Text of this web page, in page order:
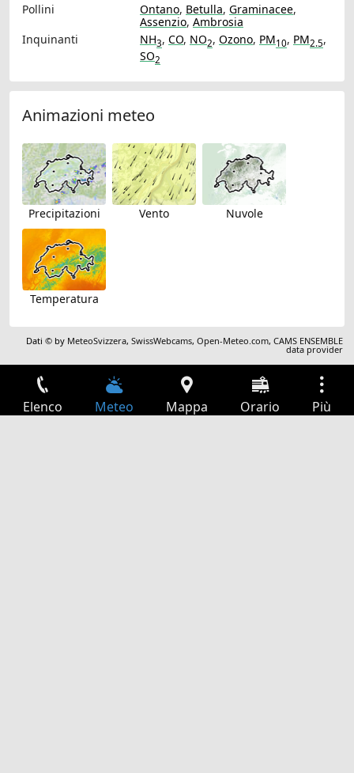
Pollini
Ontano, Betulla, Graminacee,
Assenzio, Ambrosia
Inquinanti
NH3, CO, NO2, Ozono, PM10, PM2.5,
SO2
Animazioni meteo
Precipitazioni Vento Nuvole
Temperatura
Dati © by MeteoSvizzera,SwissWebcams,Open-Meteo.com,CAMS ENSEMBLE
data provider
Elenco Meteo Mappa Orario Più